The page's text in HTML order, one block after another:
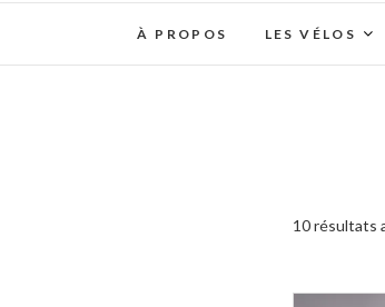
À PROPOS LES VÉLOS
10 résultats